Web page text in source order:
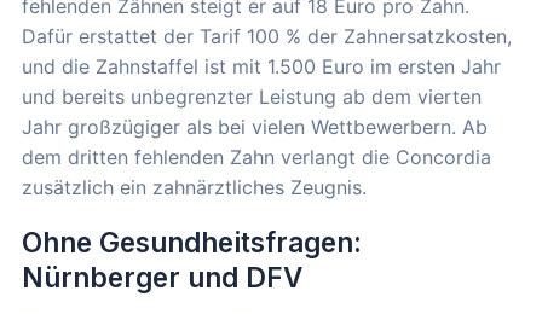
fehlenden Zähnen steigt er auf 18 Euro pro Zahn.
Dafür erstattet der Tarif 100 % der Zahnersatzkosten,
und die Zahnstaffel ist mit 1.500 Euro im ersten Jahr
und bereits unbegrenzter Leistung ab dem vierten
Jahr großzügiger als bei vielen Wettbewerbern. Ab
dem dritten fehlenden Zahn verlangt die Concordia
zusätzlich ein zahnärztliches Zeugnis.
Ohne Gesundheitsfragen:
Nürnberger und DFV